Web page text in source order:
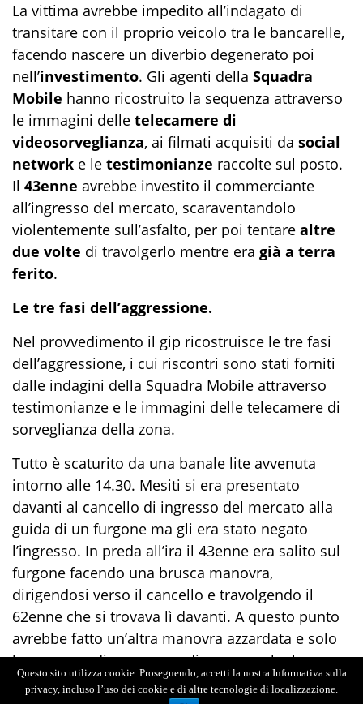
La vittima avrebbe impedito all’indagato di
transitare con il proprio veicolo tra le bancarelle,
facendo nascere un diverbio degenerato poi
nell’investimento. Gli agenti della Squadra
Mobile hanno ricostruito la sequenza attraverso
le immagini delle telecamere di
videosorveglianza, ai filmati acquisiti da social
network e le testimonianze raccolte sul posto.
Il 43enne avrebbe investito il commerciante
all’ingresso del mercato, scaraventandolo
violentemente sull’asfalto, per poi tentare altre
due volte di travolgerlo mentre era già a terra
ferito.
Le tre fasi dell’aggressione.
Nel provvedimento il gip ricostruisce le tre fasi
dell’aggressione, i cui riscontri sono stati forniti
dalle indagini della Squadra Mobile attraverso
testimonianze e le immagini delle telecamere di
sorveglianza della zona.
Tutto è scaturito da una banale lite avvenuta
intorno alle 14.30. Mesiti si era presentato
davanti al cancello di ingresso del mercato alla
guida di un furgone ma gli era stato negato
l’ingresso. In preda all’ira il 43enne era salito sul
furgone facendo una brusca manovra,
dirigendosi verso il cancello e travolgendo il
62enne che si trovava lì davanti. A questo punto
avrebbe fatto un’altra manovra azzardata e solo
la presenza di un gruppo di persone che hanno
fatto da scudo al ferito rimasto a terra lo avrebbe
Questo sito utilizza cookie. Proseguendo, accetti la nostra Informativa sulla
privacy, incluso l’uso dei cookie e di altre tecnologie di localizzazione.